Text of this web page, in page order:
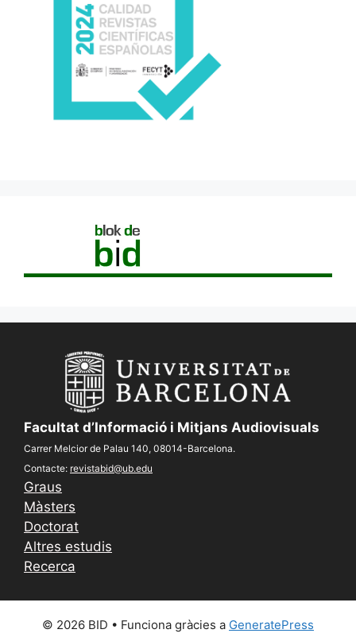
Facultat d’Informació i Mitjans Audiovisuals
Carrer Melcior de Palau 140, 08014-Barcelona.
Contacte: revistabid@ub.edu
Graus
Màsters
Doctorat
Altres estudis
Recerca
© 2026 BID • Funciona gràcies a GeneratePress